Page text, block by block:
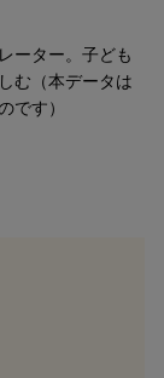
でしょう？ そ
せん。ちかくの
いようです。
り方や巻き付き
ーター。子ども
む（本データは
です）